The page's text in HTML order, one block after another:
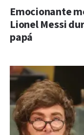
Emocionante
Lionel Messi
papá